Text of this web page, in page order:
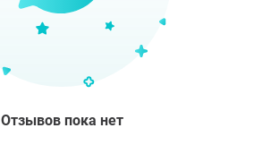
Отзывов пока нет